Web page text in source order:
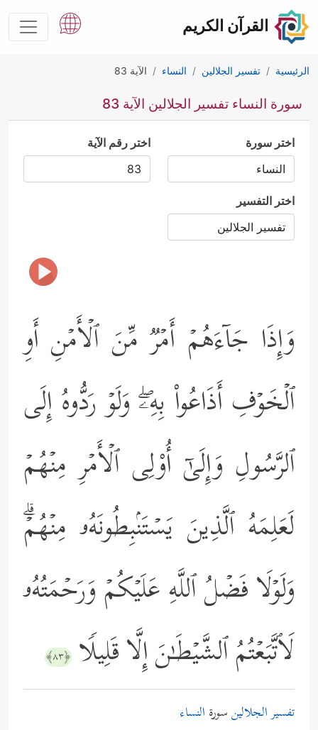
القرآن الكريم
الرئيسية تفسير الجلالين النساء الآية 83
سورة النساء تفسير الجلالين الآية 83
اختر سورة اختر رقم الآية
اختر التفسير
وَإِذَا جَاۤءَهُمۡ أَمۡرࣱ مِّنَ ٱلۡأَمۡنِ أَوِ
ٱلۡخَوۡفِ أَذَاعُواْ بِهِۦۖ وَلَوۡ رَدُّوهُ إِلَى
ٱلرَّسُولِ وَإِلَىٰۤ أُوْلِی ٱلۡأَمۡرِ مِنۡهُمۡ
لَعَلِمَهُ ٱلَّذِینَ یَسۡتَنۢبِطُونَهُۥ مِنۡهُمۡۗ
وَلَوۡلَا فَضۡلُ ٱللَّهِ عَلَیۡكُمۡ وَرَحۡمَتُهُۥ
لَٱتَّبَعۡتُمُ ٱلشَّیۡطَـٰنَ إِلَّا قَلِیلࣰا ﴿٨٣﴾
تفسير الجلالينسورة النساء